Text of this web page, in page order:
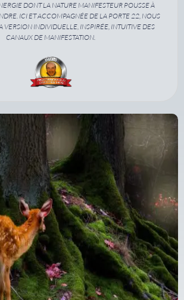
DONT LA NATURE MANIFESTEUR POUSSE À
ICI ET ACCOMPAGNÉE DE LA PORTE 22, NOUS
VERSION INDIVIDUELLE, INSPIRÉE, INTUITIVE DES
CANAUX DE MANIFESTATION.